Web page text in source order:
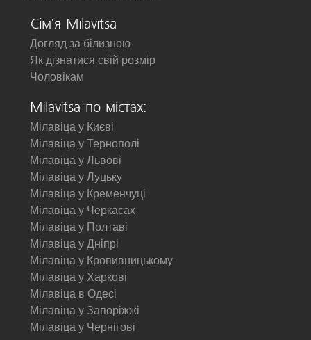
Сім'я Milavitsa
Догляд за білизною
Як дізнатися свій розмір
Чоловікам
Milavitsa по містах:
Мілавіца у Києві
Мілавіца у Тернополі
Мілавіца у Львові
Мілавіца у Луцьку
Мілавіца у Кременчуці
Мілавіца у Черкасах
Мілавіца у Полтаві
Мілавіца у Дніпрі
Мілавіца у Кропивницькому
Мілавіца у Харкові
Мілавіца в Одесі
Мілавіца у Запоріжжі
Мілавіца у Чернігові